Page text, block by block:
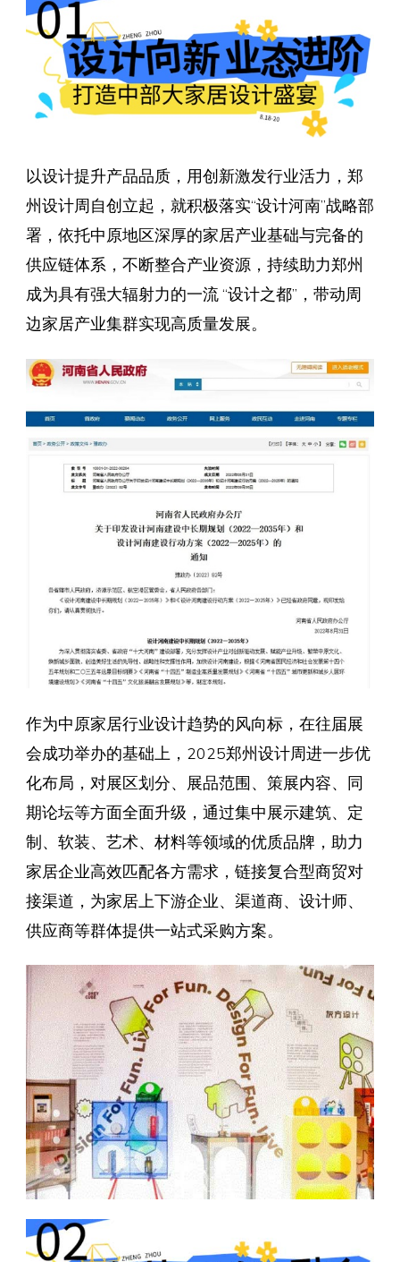
以设计提升产品品质，用创新激发行业活力，郑
州设计周自创立起，就积极落实“设计河南”战略部
署，依托中原地区深厚的家居产业基础与完备的
供应链体系，不断整合产业资源，持续助力郑州
成为具有强大辐射力的一流 “设计之都”，带动周
边家居产业集群实现高质量发展。
作为中原家居行业设计趋势的风向标，在往届展
会成功举办的基础上，2025郑州设计周进一步优
化布局，对展区划分、展品范围、策展内容、同
期论坛等方面全面升级，通过集中展示建筑、定
制、软装、艺术、材料等领域的优质品牌，助力
家居企业高效匹配各方需求，链接复合型商贸对
接渠道，为家居上下游企业、渠道商、设计师、
供应商等群体提供一站式采购方案。